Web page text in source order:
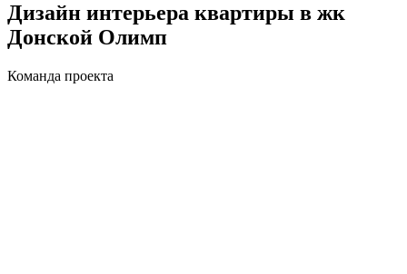
Дизайн интерьера квартиры в жк
Донской Олимп
Команда проекта